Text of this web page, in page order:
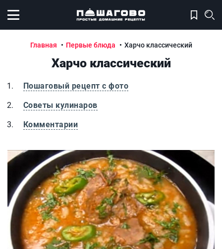
Открыть меню
Главная Первые блюда Харчо классический
Харчо классический
Пошаговый рецепт с фото
Советы кулинаров
Комментарии
Харчо классический